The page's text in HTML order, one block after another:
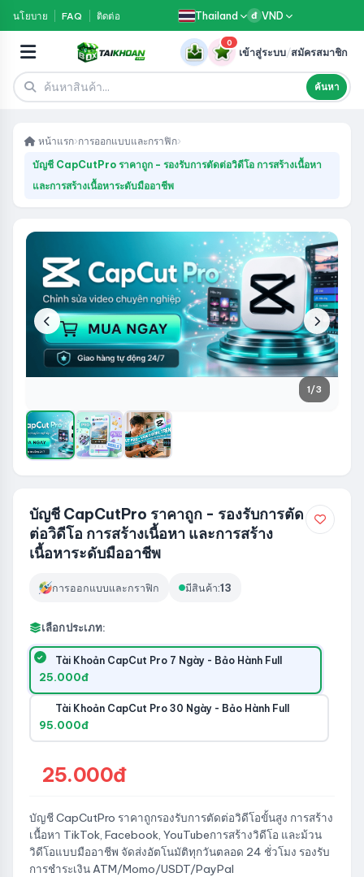
นโยบาย FAQ ติดต่อ Thailand đ VND
ค้นหา
0
เข้าสู่ระบบ/สมัครสมาชิก
หน้าแรก›การออกแบบและกราฟิก›
บัญชี CapCutPro ราคาถูก - รองรับการตัดต่อวิดีโอ การสร้างเนื้อหา
และการสร้างเนื้อหาระดับมืออาชีพ
1/3
บัญชี CapCutPro ราคาถูก - รองรับการตัด
ต่อวิดีโอ การสร้างเนื้อหา และการสร้าง
เนื้อหาระดับมืออาชีพ
การออกแบบและกราฟิก มีสินค้า:13
เลือกประเภท:
Tài Khoản CapCut Pro 7 Ngày - Bảo Hành Full
25.000đ
Tài Khoản CapCut Pro 30 Ngày - Bảo Hành Full
95.000đ
25.000đ
บัญชี CapCutPro ราคาถูกรองรับการตัดต่อวิดีโอขั้นสูง การสร้าง
เนื้อหา TikTok, Facebook, YouTubeการสร้างวิดีโอ และม้วน
วิดีโอแบบมืออาชีพ จัดส่งอัตโนมัติทุกวันตลอด 24 ชั่วโมง รองรับ
การชำระเงิน ATM/Momo/USDT/PayPal